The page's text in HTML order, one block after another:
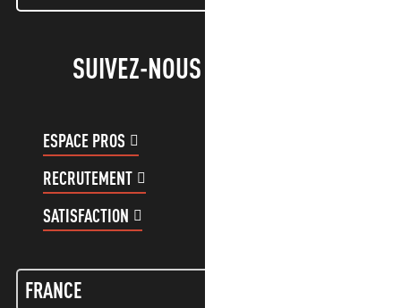
SUIVEZ-NOUS !
ESPACE PROS
RECRUTEMENT
SATISFACTION